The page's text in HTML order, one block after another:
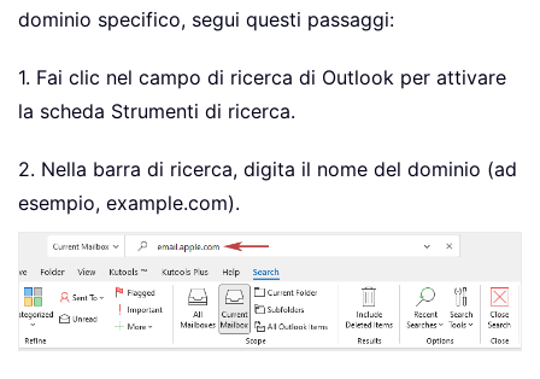
dominio specifico, segui questi passaggi:
1. Fai clic nel campo di ricerca di Outlook per attivare
la scheda Strumenti di ricerca.
2. Nella barra di ricerca, digita il nome del dominio (ad
esempio, example.com).